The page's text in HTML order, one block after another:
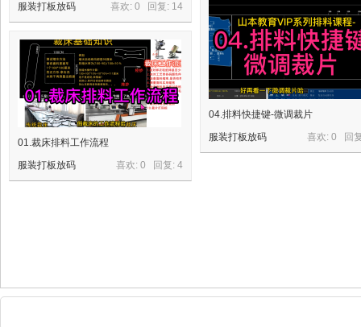
喜欢: 0 回复: 14
服装打板放码
04.排料快捷键-微调裁片
喜欢: 0 回
服装打板放码
01.裁床排料工作流程
喜欢: 0 回复: 4
服装打板放码